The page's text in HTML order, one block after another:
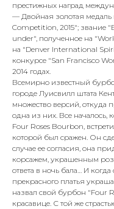
престижных наград
— Двойная золотая медаль
Competition, 2015"; звание
under", полученное на
на "Denver International
конкурсе "San Francisco
2014 годах.
Всемирно известный
городе Луисвилл штата
множество версий, откуда
одна из них. Все началось,
Four Roses Bourbon,
которой был сражен. Он
случае ее согласия, она
корсажем, украшенным
ответа в ночь бала… И
прекрасного платья
назвал свой бурбон "Four
красавице. С той же